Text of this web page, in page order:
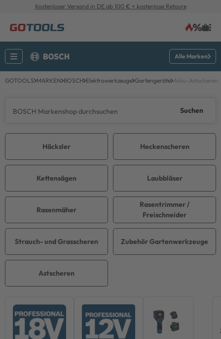
Kostenloser Versand in DE ab 100 € + kostenlose Retoure
Alle Marken
GOTOOLS MARKEN BOSCH Elektrowerkzeuge Gartengeräte Akku-Astscheren
Suchen
Strauch- und Grasscheren
Astscheren
Heckenscheren
Kettensägen
Rasenmäher
Rasentrimmer /
Freischneider
Laubbläser
Häcksler
Zubehör Gartenwerkzeuge